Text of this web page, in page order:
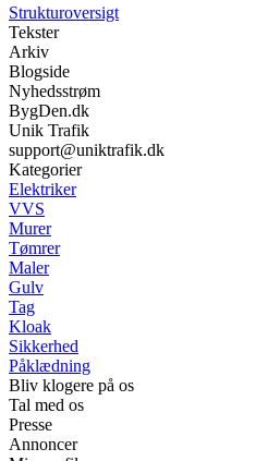
Strukturoversigt
Tekster
Arkiv
Blogside
Nyhedsstrøm
BygDen.dk
Unik Trafik
support@uniktrafik.dk
Kategorier
Elektriker
VVS
Murer
Tømrer
Maler
Gulv
Tag
Kloak
Sikkerhed
Påklædning
Bliv klogere på os
Tal med os
Presse
Annoncer